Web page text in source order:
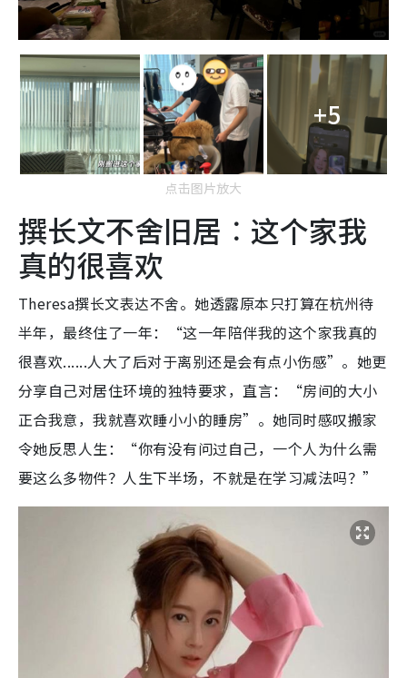
+5
点击图片放大
撰长文不舍旧居︰这个家我
真的很喜欢
Theresa撰长文表达不舍。她透露原本只打算在杭州待
半年，最终住了一年：“这一年陪伴我的这个家我真的
很喜欢......人大了后对于离别还是会有点小伤感”。她更
分享自己对居住环境的独特要求，直言：“房间的大小
正合我意，我就喜欢睡小小的睡房”。她同时感叹搬家
令她反思人生：“你有没有问过自己，一个人为什么需
要这么多物件？人生下半场，不就是在学习减法吗？”